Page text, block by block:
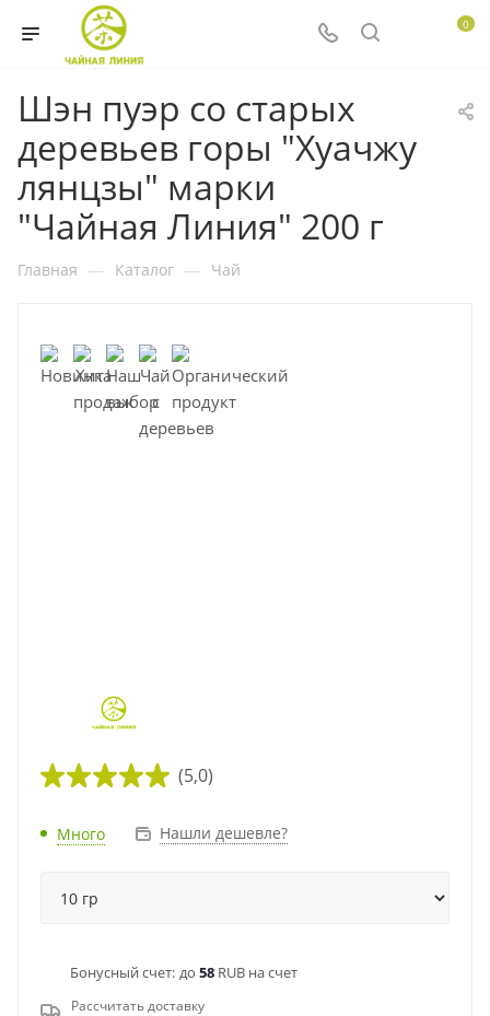
0
Шэн пуэр со старых
деревьев горы "Хуачжу
лянцзы" марки
"Чайная Линия" 200 г
Главная — Каталог — Чай
(5,0)
Много Нашли дешевле?
Бонусный счет: до 58 RUB на счет
Рассчитать доставку